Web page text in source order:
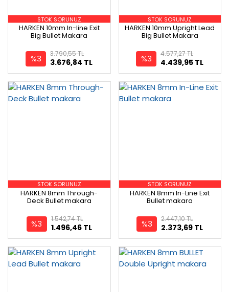
STOK SORUNUZ
HARKEN 10mm In-line Exit
Big Bullet Makara
%3 3.676,84 TL
3.790,55 TL
STOK SORUNUZ
HARKEN 10mm Upright Lead
Big Bullet Makara
%3 4.439,95 TL
4.577,27 TL
STOK SORUNUZ
HARKEN 8mm Through-
Deck Bullet makara
%3 1.496,46 TL
1.542,74 TL
STOK SORUNUZ
HARKEN 8mm In-Line Exit
Bullet makara
%3 2.373,69 TL
2.447,10 TL